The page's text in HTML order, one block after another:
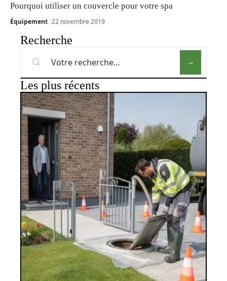
Pourquoi utiliser un couvercle pour votre spa
Équipement 22 novembre 2019
Recherche
Les plus récents